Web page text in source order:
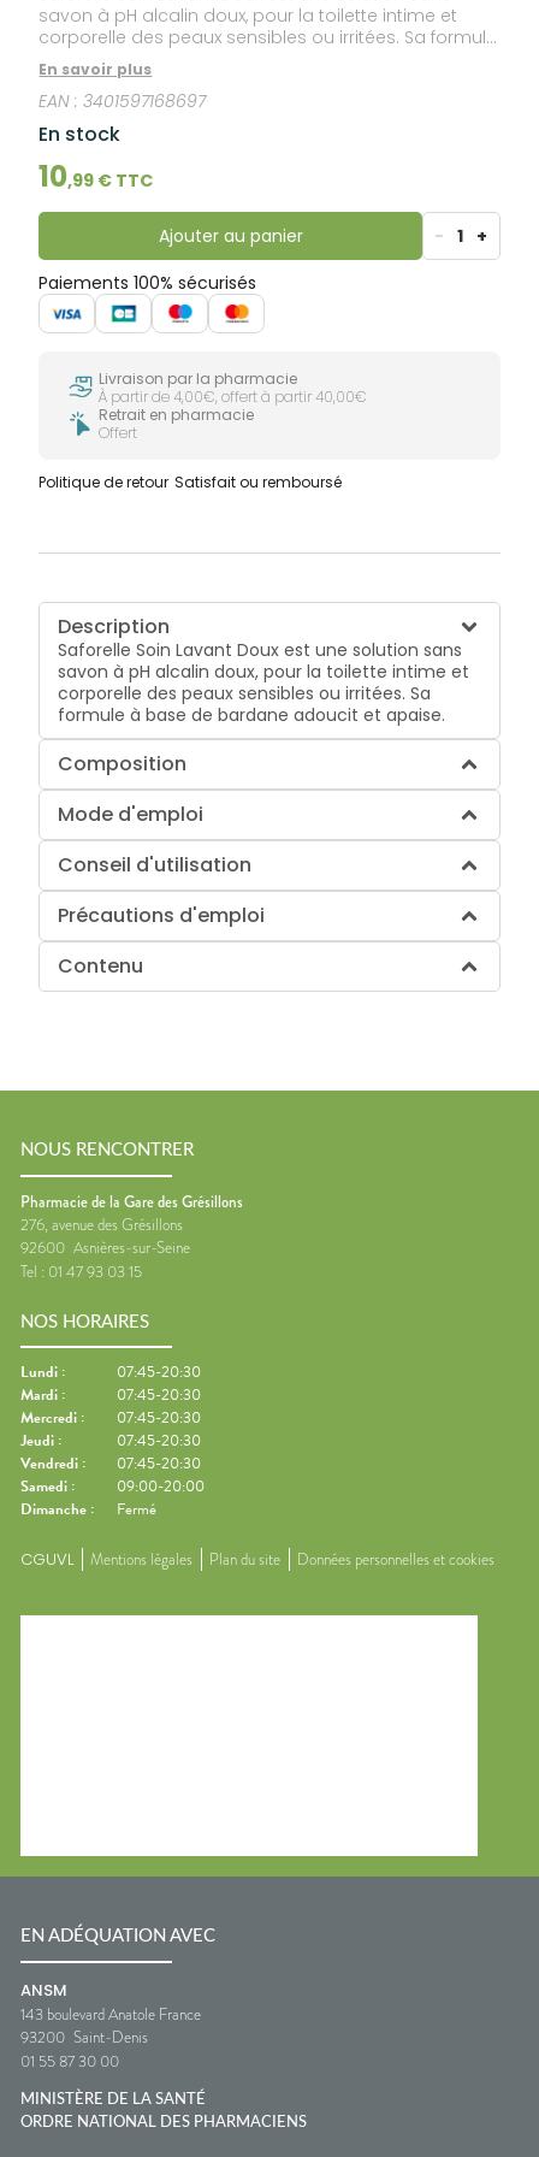
savon à pH alcalin doux, pour la toilette intime et
corporelle des peaux sensibles ou irritées. Sa formule
à base de bardane adoucit et apaise.
En savoir plus
EAN :3401597168697
En stock
10,99 € TTC
Ajouter au panier - 1 +
Paiements 100% sécurisés
Livraison par la pharmacie
À partir de 4,00€, offert à partir 40,00€
Retrait en pharmacie
Offert
Politique de retour Satisfait ou remboursé
Description
Saforelle Soin Lavant Doux est une solution sans
savon à pH alcalin doux, pour la toilette intime et
corporelle des peaux sensibles ou irritées. Sa
formule à base de bardane adoucit et apaise.
Composition
Mode d'emploi
Conseil d'utilisation
Précautions d'emploi
Contenu
NOUS RENCONTRER
Pharmacie de la Gare des Grésillons
276, avenue des Grésillons
92600 Asnières-sur-Seine
Tel : 01 47 93 03 15
NOS HORAIRES
Lundi :
07:45-20:30
Mardi :
07:45-20:30
Mercredi :
07:45-20:30
Jeudi :
07:45-20:30
Vendredi :
07:45-20:30
Samedi :
09:00-20:00
Dimanche : Fermé
CGUVL Mentions légales Plan du site Données personnelles et cookies
EN ADÉQUATION AVEC
ANSM
143 boulevard Anatole France
93200 Saint-Denis
01 55 87 30 00
MINISTÈRE DE LA SANTÉ
ORDRE NATIONAL DES PHARMACIENS